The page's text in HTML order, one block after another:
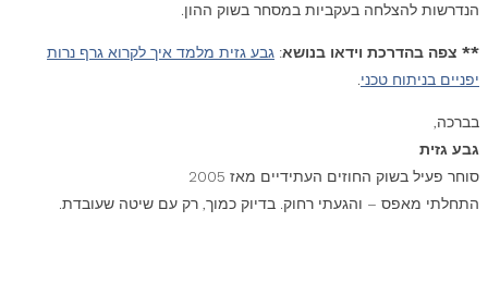
הנדרשות להצלחה בעקביות במסחר בשוק ההון.
** צפה בהדרכת וידאו בנושא: גבע גזית מלמד איך לקרוא גרף נרות
יפניים בניתוח טכני.
בברכה,
גבע גזית
סוחר פעיל בשוק החוזים העתידיים מאז 2005
התחלתי מאפס – והגעתי רחוק. בדיוק כמוך, רק עם שיטה שעובדת.